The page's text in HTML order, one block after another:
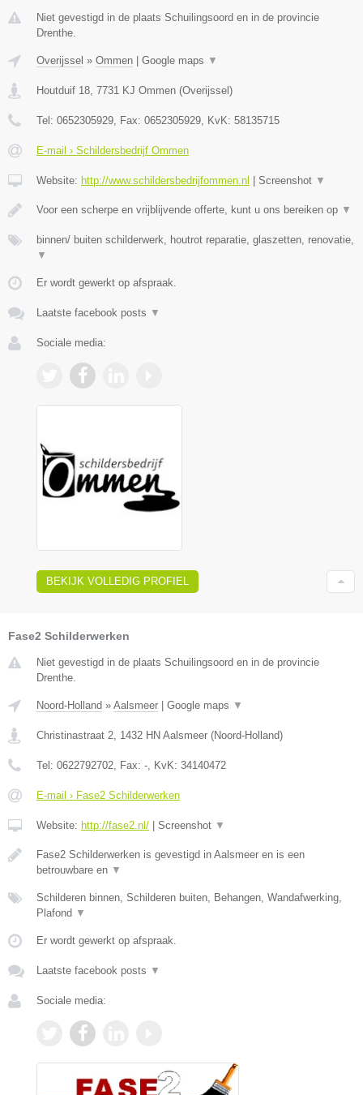
Niet gevestigd in de plaats Schuilingsoord en in de provincie
Drenthe.
Overijssel » Ommen Google maps ▼
Houtduif 18 7731 KJ Ommen (Overijssel )
Tel: 0652305929 , Fax: 0652305929 , KvK: 58135715
E-mail › Schildersbedrijf Ommen
Website: http://www.schildersbedrijfommen.nl Screenshot ▼
Voor een scherpe en vrijblijvende offerte, kunt u ons bereiken op ▼
binnen/ buiten schilderwerk, houtrot reparatie, glaszetten, renovatie,
▼
Er wordt gewerkt op afspraak.
Laatste facebook posts ▼
Sociale media:
BEKIJK VOLLEDIG PROFIEL
Fase2 Schilderwerken
Niet gevestigd in de plaats Schuilingsoord en in de provincie
Drenthe.
Noord-Holland » Aalsmeer Google maps ▼
Christinastraat 2 1432 HN Aalsmeer (Noord-Holland)
Tel: 0622792702 , Fax: - , KvK: 34140472
E-mail › Fase2 Schilderwerken
Website: http://fase2.nl/ Screenshot ▼
Fase2 Schilderwerken is gevestigd in Aalsmeer en is een
betrouwbare en ▼
Schilderen binnen, Schilderen buiten, Behangen, Wandafwerking,
Plafond ▼
Er wordt gewerkt op afspraak.
Laatste facebook posts ▼
Sociale media: